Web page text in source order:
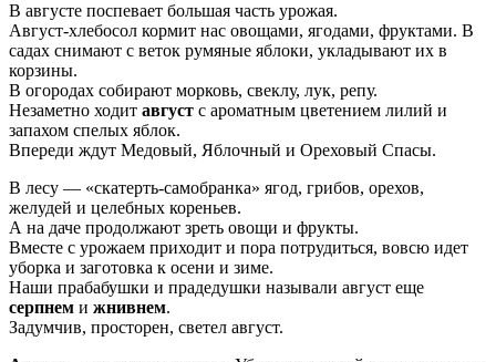
В августе поспевает большая часть урожая.
Август-хлебосол кормит нас овощами, ягодами, фруктами. В
садах снимают с веток румяные яблоки, укладывают их в
корзины.
В огородах собирают морковь, свеклу, лук, репу.
Незаметно ходит август с ароматным цветением лилий и
запахом спелых яблок.
Впереди ждут Медовый, Яблочный и Ореховый Cпасы.
В лесу — «скатерть-самобранка» ягод, грибов, орехов,
желудей и целебных кореньев.
А на даче продолжают зреть овощи и фрукты.
Вместе с урожаем приходит и пора потрудиться, вовсю идет
уборка и заготовка к осени и зиме.
Наши прабабушки и прадедушки называли август еще
серпнем и жнивнем.
Задумчив, просторен, светел август.